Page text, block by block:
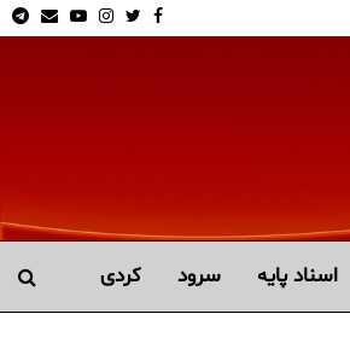
Facebook
Twitter
Instagram
Youtube
Email
اسناد پایه سرود کردی